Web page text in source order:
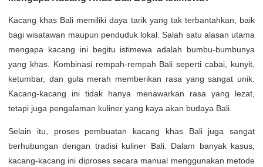
Kacang khas Bali memiliki daya tarik yang tak terbantahkan, baik
bagi wisatawan maupun penduduk lokal. Salah satu alasan utama
mengapa kacang ini begitu istimewa adalah bumbu-bumbunya
yang khas. Kombinasi rempah-rempah Bali seperti cabai, kunyit,
ketumbar, dan gula merah memberikan rasa yang sangat unik.
Kacang-kacang ini tidak hanya menawarkan rasa yang lezat,
tetapi juga pengalaman kuliner yang kaya akan budaya Bali.
Selain itu, proses pembuatan kacang khas Bali juga sangat
berhubungan dengan tradisi kuliner Bali. Dalam banyak kasus,
kacang-kacang ini diproses secara manual menggunakan metode